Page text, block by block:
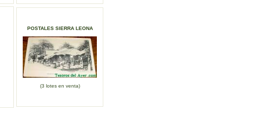
POSTALES SIERRA LEONA
(3 lotes en venta)